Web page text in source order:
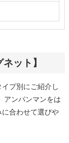
ット】
プ別にご紹介し
アンパンマンをは
合わせて選びや